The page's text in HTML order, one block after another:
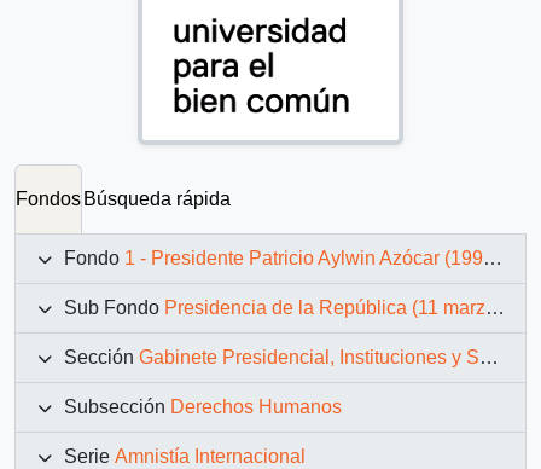
Fondos Búsqueda rápida
Fondo 1 - Presidente Patricio Aylwin Azócar (1990-1994)
Sub Fondo Presidencia de la República (11 marzo 1990 – 11 marzo 1994)
Sección Gabinete Presidencial, Instituciones y Servicios
Subsección Derechos Humanos
Serie Amnistía Internacional